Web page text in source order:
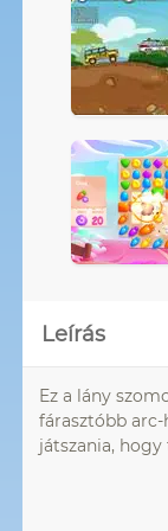
Leírás
Ez a lány
fárasztóbb
játszania, hogy